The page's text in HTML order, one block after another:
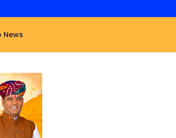
News